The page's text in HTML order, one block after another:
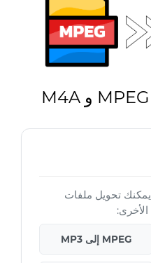
باستخدام Converter App يمكنك تحويل ملفات
MPEG إلى MP3